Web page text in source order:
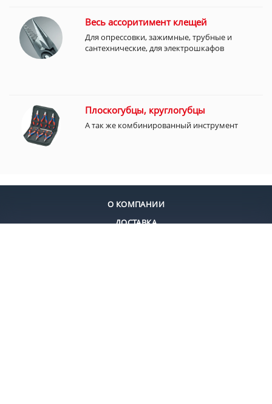
Весь ассоритимент клещей
Для опрессовки, зажимные, трубные и
сантехнические, для электрошкафов
Плоскогубцы, круглогубцы
А так же комбинированный инструмент
О КОМПАНИИ
ДОСТАВКА